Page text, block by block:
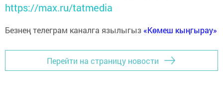
https://max.ru/tatmedia
Безнең телеграм каналга язылыгыз «Көмеш кыңгырау»
Перейти на страницу новости